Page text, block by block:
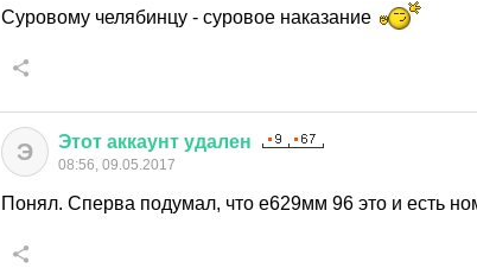
Суровому челябинцу - суровое наказание
Э Этот аккаунт удален
08:56, 09.05.2017
Понял. Сперва подумал, что е629мм 96 это и есть